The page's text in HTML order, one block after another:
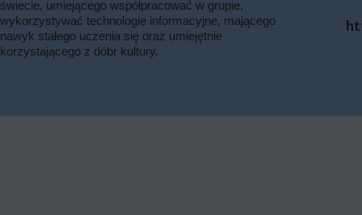
świecie, umiejącego współpracować w grupie,
wykorzystywać technologie informacyjne, mającego
nawyk stałego uczenia się oraz umiejętnie
korzystającego z dóbr kultury.